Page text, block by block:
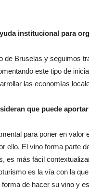
institucional para
de Bruselas y seguimos
este tipo de
las economías
que puede
para poner en
ello. El vino forma parte
es más fácil
es la vía con la
de hacer su vino y